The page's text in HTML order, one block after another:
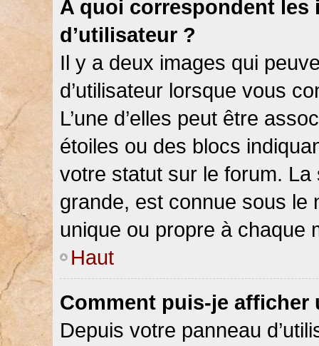
A quoi correspondent les
d’utilisateur ?
Il y a deux images qui
d’utilisateur lorsque vous
L’une d’elles peut être
étoiles ou des blocs
votre statut sur le forum.
grande, est connue sous le
unique ou propre à chaque
Haut
Comment puis-je afficher
Depuis votre panneau